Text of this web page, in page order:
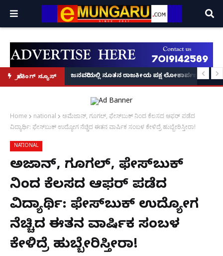
ಬ್ರೇಕಿಂಗ್ ನ್ಯೂಸ್
ಕಥೆ!
8 ಅಡಿಗೂ ಹೆಚ್ಚು ಉದ್ದದ ಕೂದಲು ಬೆಳೆಸಿ ಗಿನ್ನಿಸ್ ವಿಶ್ವ ದಾಖಲೆ ಬರೆದ ಭಾರತದ ರೇಣು
ಜನವರಿಯಲ್ಲಿ ನೂತನ ರಾಜಕೀಯ ಪಕ್ಷ ಲೋಕಾರ್ಪಣೆ – ನಟ
Home national
ಅಮೆಜಾನ್, ಗೂಗಲ್, ಫೇಸ್​ಬುಕ್ ನಿಂದ ಕೆಲಸದ ಆಫರ್ ಪಡೆದ
ವಿದ್ಯಾರ್ಥಿ: ಫೇಸ್​ಬುಕ್ ಉದ್ಯೋಗ ನೆಚ್ಚಿದ ಈತನ ವಾರ್ಷಿಕ ಸಂಬಳ ಕೇಳಿದ್ರೆ ಹುಬ್ಬೇರಿಸ್ತೀರಾ!
NATIONAL
ಅಮೆಜಾನ್, ಗೂಗಲ್, ಫೇಸ್​ಬುಕ್
ನಿಂದ ಕೆಲಸದ ಆಫರ್ ಪಡೆದ
ವಿದ್ಯಾರ್ಥಿ: ಫೇಸ್​ಬುಕ್ ಉದ್ಯೋಗ
ನೆಚ್ಚಿದ ಈತನ ವಾರ್ಷಿಕ ಸಂಬಳ
ಕೇಳಿದ್ರೆ ಹುಬ್ಬೇರಿಸ್ತೀರಾ!